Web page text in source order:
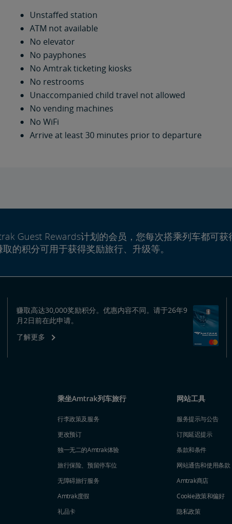
Unstaffed station
ATM not available
No elevator
No payphones
No Amtrak ticketing kiosks
No restrooms
Unaccompanied child travel not allowed
No vending machines
No WiFi
Arrive at least 30 minutes prior to departure
Guest Rewards计划的会员，您每次搭乘列车都可获
的积分可用于获得奖励旅行、升级等。
赚取高达30,000奖励积分。优惠内容不同。请于26年9
月2日前在此申请。
了解更多
乘坐Amtrak列车旅行
行李政策及服务
更改预订
独一无二的Amtrak体验
旅行保险、预留停车位
无障碍旅行服务
Amtrak度假
礼品卡
网站工具
服务提示与公告
订阅延迟提示
条款和条件
网站通告和使用条款
Amtrak商店
Cookie政策和偏好
隐私政策